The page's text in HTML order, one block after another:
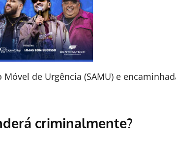
de Urgência (SAMU) e
criminalmente?